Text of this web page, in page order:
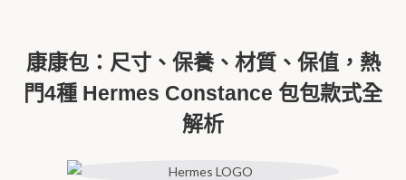
康康包：尺寸、保養、材質、保值，熱
門4種 Hermes Constance 包包款式全
解析